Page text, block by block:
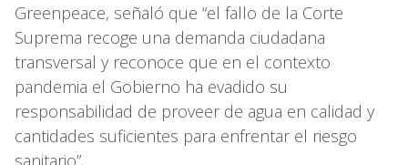
Greenpeace, señaló que “el fallo de la Corte
Suprema recoge una demanda ciudadana
transversal y reconoce que en el contexto
pandemia el Gobierno ha evadido su
responsabilidad de proveer de agua en calidad y
cantidades suficientes para enfrentar el riesgo
sanitario”.